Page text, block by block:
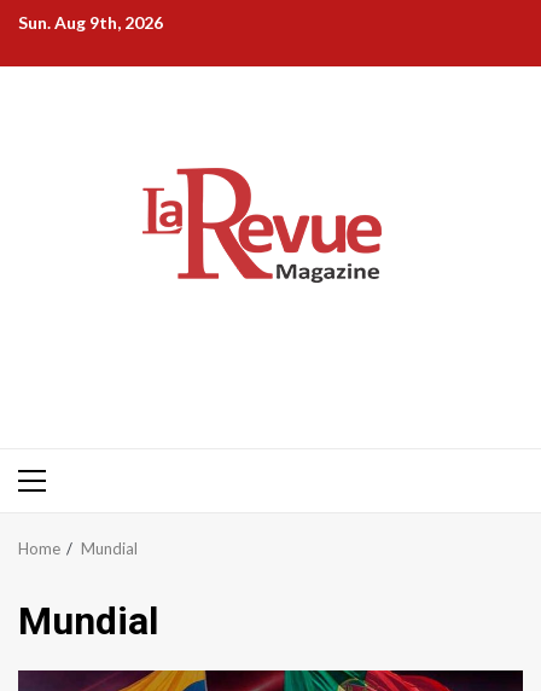
Skip
content
Sun. Aug 9th, 2026
Primary
Home Mundial
Mundial